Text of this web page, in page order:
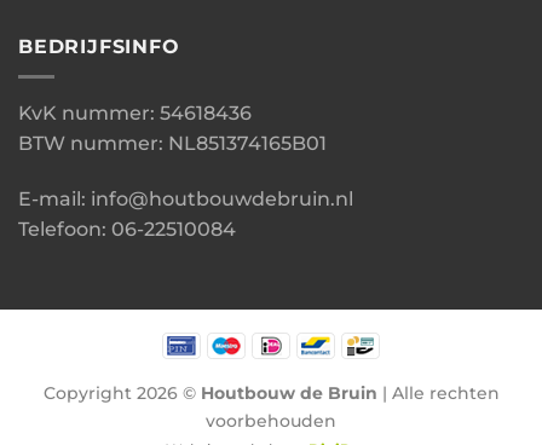
BEDRIJFSINFO
KvK nummer: 54618436
BTW nummer: NL851374165B01
E-mail: info@houtbouwdebruin.nl
Telefoon: 06-22510084
Copyright 2026 © Houtbouw de Bruin | Alle rechten
voorbehouden